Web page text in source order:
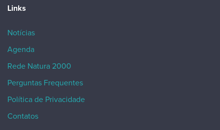
Links
Notícias
Agenda
Rede Natura 2000
Perguntas Frequentes
Política de Privacidade
Contatos